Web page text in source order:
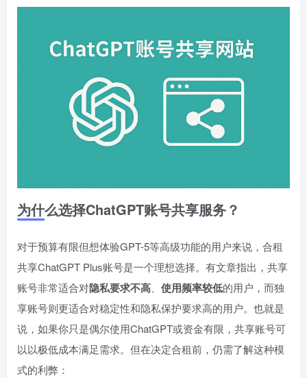
为什么选择ChatGPT账号共享服务？
对于预算有限但想体验GPT-5等高级功能的用户来说，合租
共享ChatGPT Plus账号是一个理想选择。有文章指出，共享
账号非常适合对隐私要求不高、 使用频率较低的用户，而独
享账号则更适合对稳定性和隐私保护要求高的用户。也就是
说，如果你只是偶尔使用ChatGPT或资金有限，共享账号可
以以极低成本满足需求。但在决定合租前，仍需了解这种模
式的利弊：